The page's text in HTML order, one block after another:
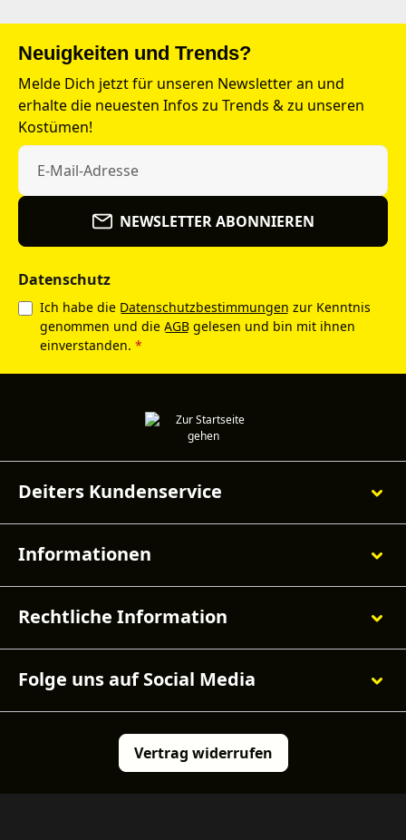
Neuigkeiten und Trends?
Melde Dich jetzt für unseren Newsletter an und
erhalte die neuesten Infos zu Trends & zu unseren
Kostümen!
NEWSLETTER ABONNIEREN
Datenschutz
Ich habe die Datenschutzbestimmungen zur Kenntnis
genommen und die AGB gelesen und bin mit ihnen
einverstanden. *
Deiters Kundenservice
Informationen
Rechtliche Information
Folge uns auf Social Media
Vertrag widerrufen